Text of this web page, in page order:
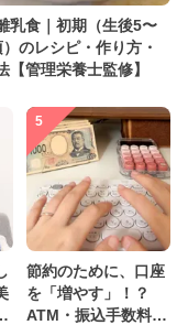
乳食｜初期（生後5〜
のレシピ・作り方・
【管理栄養士監修】
5
節約のために、口座
を「増やす」！？
ATM・振込手数料の